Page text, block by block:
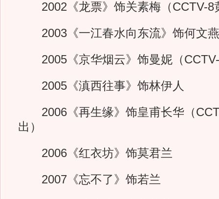
2002《龙票》饰关素梅（CCTV-8
2003《一江春水向东流》饰何文燕
2005《京华烟云》饰曼妮（CCTV-
2005《滇西往事》饰林伊人
2006《再生缘》饰皇甫长华（
出）
2006《红衣坊》饰莫君兰
2007《忘不了》饰若兰